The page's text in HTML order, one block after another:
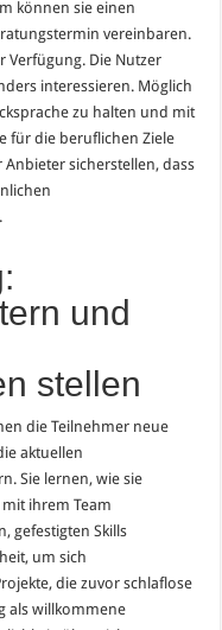
können sie einen
vereinbaren.
Verfügung. Die Nutzer
interessieren. Möglich
zu halten und mit
für die beruflichen Ziele
sicherstellen, dass
und
stellen
die Teilnehmer neue
aktuellen
Sie lernen, wie sie
ihrem Team
gefestigten Skills
um sich
die zuvor schlaflose
als willkommene